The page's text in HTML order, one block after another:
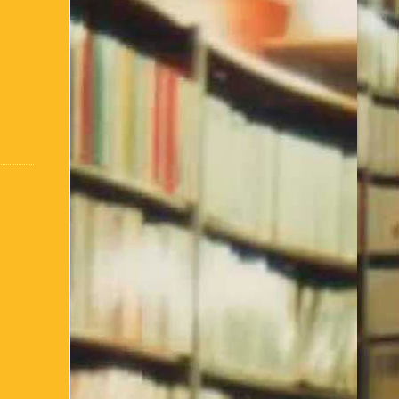
:
Conseils d’utilisation
comment je suis née !
l’Association Culturelle
L’Equipe actuelle
club de lecture – Echecs
Nos suggestions
– 1ère partie